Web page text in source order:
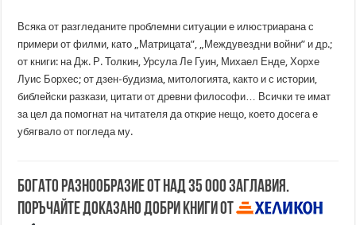
Всяка от разгледаните проблемни ситуации е илюстриарана с
примери от филми, като „Матрицата”, „Междувездни войни” и др.;
от книги: на Дж. Р. Толкин, Урсула Ле Гуин, Михаел Енде, Хорхе
Луис Борхес; от дзен-будизма, митологията, както и с истории,
библейски разкази, цитати от древни философи… Всички те имат
за цел да помогнат на читателя да открие нещо, което досега е
убягвало от погледа му.
Богато разнообразие от над 35 000 заглавия.
Поръчайте доказано добри книги от